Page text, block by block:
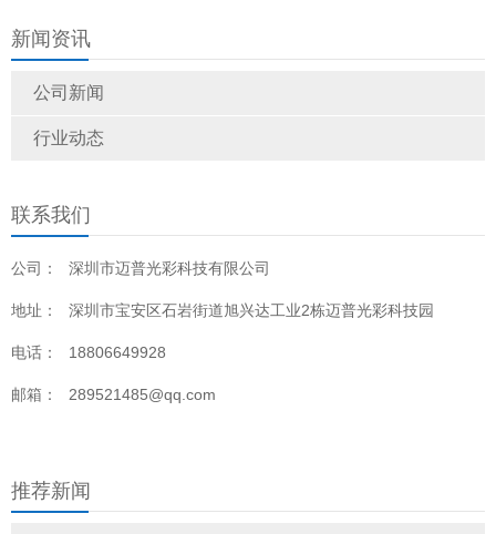
新闻资讯
公司新闻
行业动态
联系我们
公司： 深圳市迈普光彩科技有限公司
地址： 深圳市宝安区石岩街道旭兴达工业2栋迈普光彩科技园
电话： 18806649928
邮箱： 289521485@qq.com
推荐新闻
好？